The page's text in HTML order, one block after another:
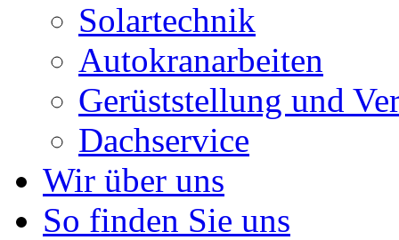
Solartechnik
Autokranarbeiten
Gerüststellung und
Dachservice
Wir über uns
So finden Sie uns